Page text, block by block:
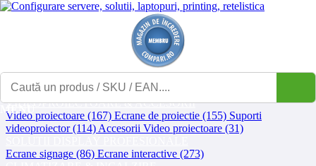
Afisează
Coșul meuAsistență IT
Componente / accesorii UPS (65)
Incarcatoare baterii (86)Baterii (509)
VIDEOPROIECTOARE & ACCESORII
Video proiectoare (167) Ecrane de proiectie (155) Suporti
videoproiector (114) Accesorii Video proiectoare (31)
Ecrane signage (86) Ecrane interactive (273)
MENU